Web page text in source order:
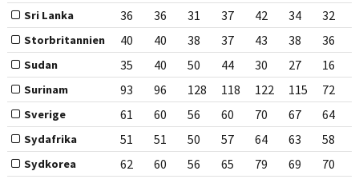
Sri Lanka 36 36 31 37 42 34 32
Storbritannien 40 40 38 37 43 38 36
Sudan 35 40 50 44 30 27 16
Surinam 93 96 128 118 122 115 72
Sverige 61 60 56 60 70 67 64
Sydafrika 51 51 50 57 64 63 58
Sydkorea 62 60 56 65 79 69 70